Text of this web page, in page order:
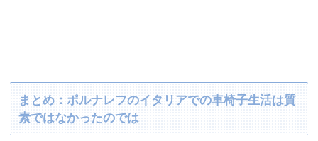
まとめ：ポルナレフのイタリアでの車椅子生活は質
素ではなかったのでは